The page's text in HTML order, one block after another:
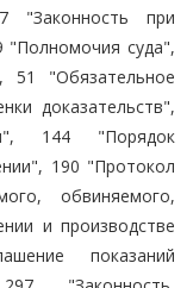
"Законность при
"Полномочия суда",
51 "Обязательное
доказательств",
144 "Порядок
190 "Протокол
обвиняемого,
и производстве
показаний